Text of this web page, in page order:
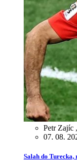
Petr Zajíc ,
07. 08.
Salah do Turecka,